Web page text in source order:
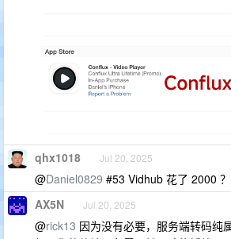
qhx1018 Jul 20, 2025
@Daniel0829 #53 Vidhub 花了 2000 ？
AX5N Jul 20, 2025
@rick13 因为没有必要，服务端转码纯